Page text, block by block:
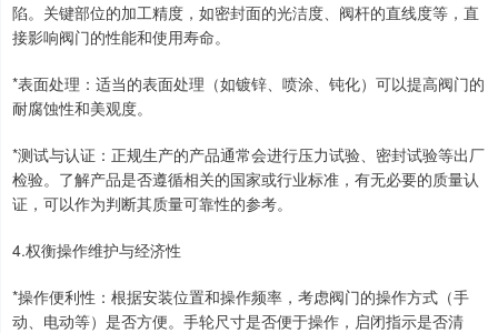
陷。关键部位的加工精度，如密封面的光洁度、阀杆的直线度等，直
接影响阀门的性能和使用寿命。
*表面处理：适当的表面处理（如镀锌、喷涂、钝化）可以提高阀门的
耐腐蚀性和美观度。
*测试与认证：正规生产的产品通常会进行压力试验、密封试验等出厂
检验。了解产品是否遵循相关的国家或行业标准，有无必要的质量认
证，可以作为判断其质量可靠性的参考。
4.权衡操作维护与经济性
*操作便利性：根据安装位置和操作频率，考虑阀门的操作方式（手
动、电动等）是否方便。手轮尺寸是否便于操作，启闭指示是否清